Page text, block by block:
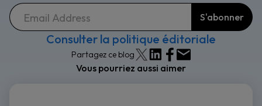
Consulter la politique éditoriale
Partagez ce blog
Vous pourriez aussi aimer